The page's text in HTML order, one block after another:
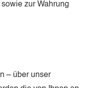
zur Wahrung
– über unser